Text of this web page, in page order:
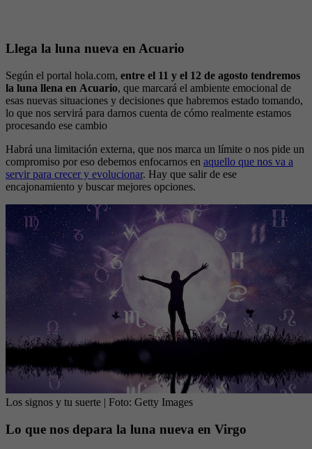
Llega la luna nueva en Acuario
Según el portal hola.com, entre el 11 y el 12 de agosto tendremos
la luna llena en Acuario, que marcará el ambiente emocional de
esas nuevas situaciones y decisiones que habremos estado tomando,
lo que nos servirá para darnos cuenta de cómo realmente estamos
procesando ese cambio
Habrá una limitación externa, que nos marca un límite o nos pide un
compromiso por eso debemos enfocarnos en aquello que nos va a
servir para crecer y evolucionar. Hay que salir de ese
encajonamiento y buscar mejores opciones.
Los signos y tu suerte | Foto: Getty Images
Lo que nos depara la luna nueva en Virgo